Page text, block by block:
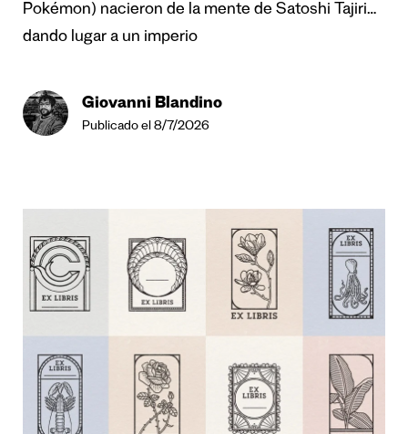
Pokémon) nacieron de la mente de Satoshi Tajiri…
dando lugar a un imperio
Giovanni Blandino
Publicado el 8/7/2026